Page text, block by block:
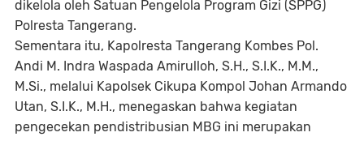
dikelola oleh Satuan Pengelola Program Gizi (SPPG)
Polresta Tangerang.
Sementara itu, Kapolresta Tangerang Kombes Pol.
Andi M. Indra Waspada Amirulloh, S.H., S.I.K., M.M.,
M.Si., melalui Kapolsek Cikupa Kompol Johan Armando
Utan, S.I.K., M.H., menegaskan bahwa kegiatan
pengecekan pendistribusian MBG ini merupakan